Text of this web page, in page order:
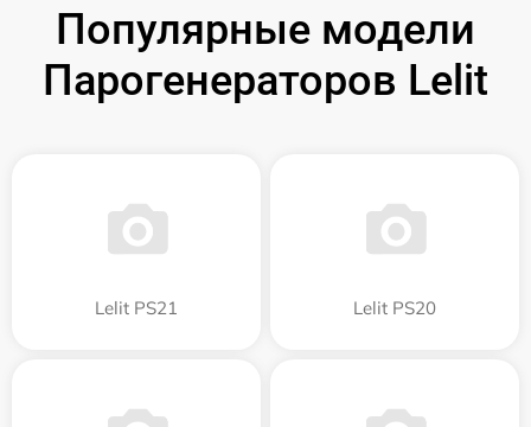
Популярные модели
Парогенераторов Lelit
Lelit PS21 Lelit PS20